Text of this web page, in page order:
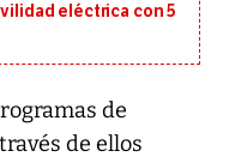
eléctrica con 5
de
de ellos